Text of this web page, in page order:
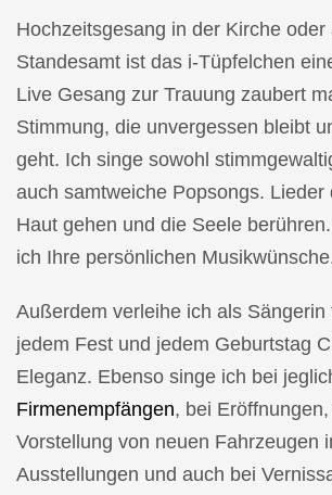
Hochzeitsgesang in der Kirche oder
Standesamt ist das i-Tüpfelchen
Live Gesang zur Trauung zaubert
Stimmung, die unvergessen bleibt
geht. Ich singe sowohl
auch samtweiche Popsongs. Lieder
Haut gehen und die Seele
ich Ihre persönlichen
Außerdem verleihe ich als Sängerin
jedem Fest und jedem Geburtstag
Eleganz. Ebenso singe ich bei
Firmenempfängen, bei
Vorstellung von neuen Fahrzeugen
Ausstellungen und auch bei